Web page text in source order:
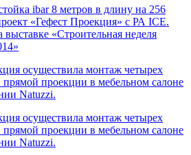
ibar 8 метров в длину на 256
«Гефест Проекция» с РА ICE.
«Строительная неделя
осуществила монтаж четырех
прямой проекции в мебельном салоне
Natuzzi.​
осуществила монтаж четырех
прямой проекции в мебельном салоне
Natuzzi.